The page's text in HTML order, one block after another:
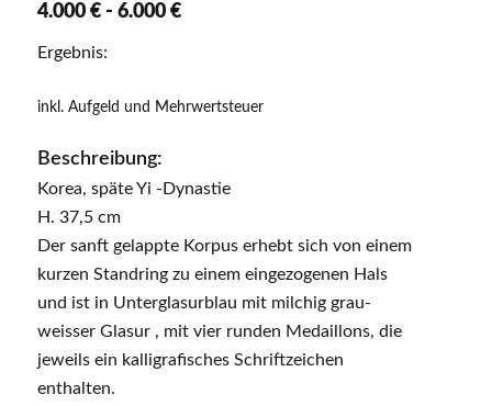
4.000 € - 6.000 €
Ergebnis:
inkl. Aufgeld und Mehrwertsteuer
Beschreibung:
Korea, späte Yi -Dynastie
H. 37,5 cm
Der sanft gelappte Korpus erhebt sich von einem
kurzen Standring zu einem eingezogenen Hals
und ist in Unterglasurblau mit milchig grau-
weisser Glasur , mit vier runden Medaillons, die
jeweils ein kalligrafisches Schriftzeichen
enthalten.